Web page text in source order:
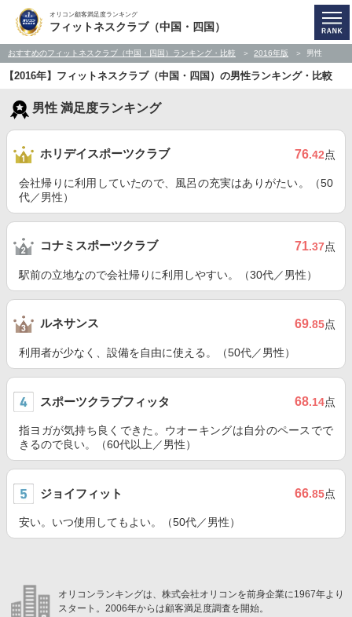
オリコン顧客満足度ランキング
フィットネスクラブ（中国・四国）
おすすめのフィットネスクラブ（中国・四国）ランキング・比較 2016年版 男性
【2016年】フィットネスクラブ（中国・四国）の男性ランキング・比較
男性 満足度ランキング
ホリデイスポーツクラブ 76.42点
会社帰りに利用していたので、風呂の充実はありがたい。（50
代／男性）
コナミスポーツクラブ 71.37点
駅前の立地なので会社帰りに利用しやすい。（30代／男性）
ルネサンス 69.85点
利用者が少なく、設備を自由に使える。（50代／男性）
スポーツクラブフィッタ 68.14点
指ヨガが気持ち良くできた。ウオーキングは自分のペースでで
きるので良い。（60代以上／男性）
ジョイフィット 66.85点
安い。いつ使用してもよい。（50代／男性）
オリコンランキングは、株式会社オリコンを前身企業に1967年より
スタート。2006年からは顧客満足度調査を開始。